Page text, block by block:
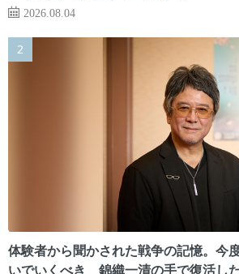
2026.08.04
体験者から聞かされた戦争の記憶。今
いでいくべき 錦織一清の手で復活し